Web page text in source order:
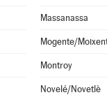
Massanassa
Mogente/
Montroy
Novelé/Novetlè